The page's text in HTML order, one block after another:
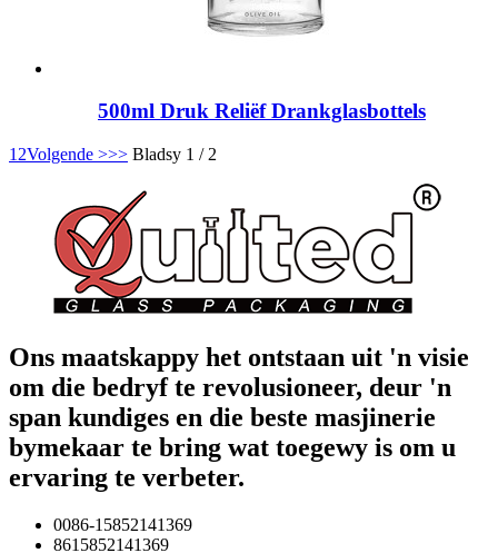
500ml Druk Reliëf Drankglasbottels
1 2Volgende >>> Bladsy 1 / 2
Ons maatskappy het ontstaan ​​uit 'n visie
om die bedryf te revolusioneer, deur 'n
span kundiges en die beste masjinerie
bymekaar te bring wat toegewy is om u
ervaring te verbeter.
0086-15852141369
8615852141369